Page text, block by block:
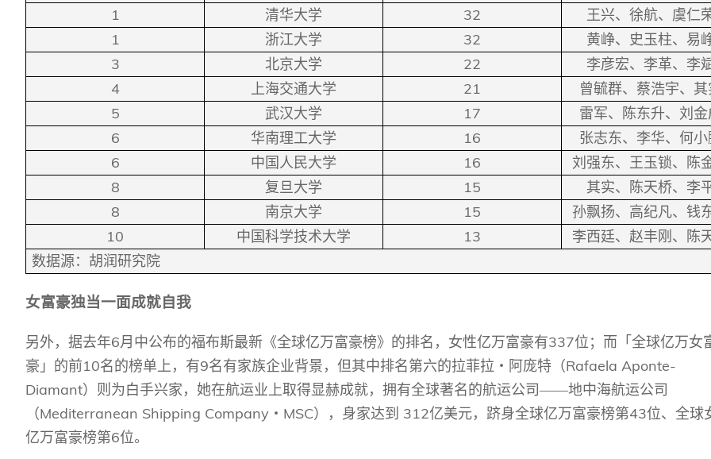
1 清华大学 32 王兴、徐航、虞仁
1 浙江大学 32 黄峥、史玉柱、易
3 北京大学 22 李彦宏、李革、李
4 上海交通大学 21 曾毓群、蔡浩宇、其
5 武汉大学 17 雷军、陈东升、刘金
6 华南理工大学 16 张志东、李华、何小
6 中国人民大学 16 刘强东、王玉锁、陈
8 复旦大学 15 其实、陈天桥、李
8 南京大学 15 孙飘扬、高纪凡、钱
10 中国科学技术大学 13
李西廷、赵丰刚、陈
数据源：胡润研究院
女富豪独当一面成就自我
另外，据去年6月中公布的福布斯最新《全球亿万富豪榜》的排名，女性亿万富豪有337位；而「全球亿万女
豪」的前10名的榜单上，有9名有家族企业背景，但其中排名第六的拉菲拉 ‧ 阿庞特（Rafaela Aponte-
Diamant）则为白手兴家，她在航运业上取得显赫成就，拥有全球著名的航运公司——地中海航运公司
（Mediterranean Shipping Company ‧ MSC），身家达到 312亿美元，跻身全球亿万富豪榜第43位、全球
亿万富豪榜第6位。